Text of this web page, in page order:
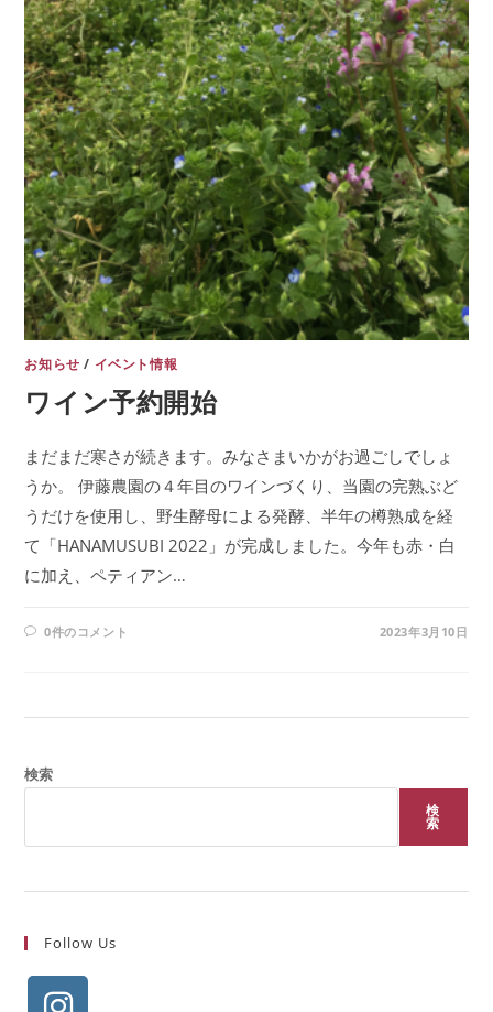
お知らせ / イベント情報
ワイン予約開始
まだまだ寒さが続きます。みなさまいかがお過ごしでしょ
うか。 伊藤農園の４年目のワインづくり、当園の完熟ぶど
うだけを使用し、野生酵母による発酵、半年の樽熟成を経
て「HANAMUSUBI 2022」が完成しました。今年も赤・白
に加え、ペティアン…
0件のコメント 2023年3月10日
検索
検
索
Follow Us